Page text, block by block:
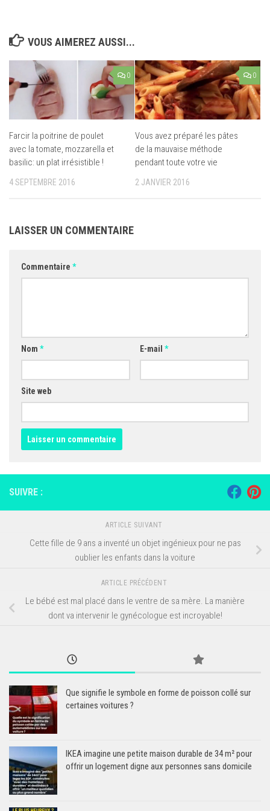
VOUS AIMEREZ AUSSI...
0
Farcir la poitrine de poulet
avec la tomate, mozzarella et
basilic: un plat irrésistible !
4 SEPTEMBRE 2016
0
Vous avez préparé les pâtes
de la mauvaise méthode
pendant toute votre vie
2 JANVIER 2016
LAISSER UN COMMENTAIRE
Commentaire *
Nom * E-mail *
Site web
SUIVRE :
ARTICLE SUIVANT
Cette fille de 9 ans a inventé un objet ingénieux pour ne pas
oublier les enfants dans la voiture
ARTICLE PRÉCÉDENT
Le bébé est mal placé dans le ventre de sa mère. La manière
dont va intervenir le gynécologue est incroyable!
Que signifie le symbole en forme de poisson collé sur
certaines voitures ?
IKEA imagine une petite maison durable de 34 m² pour
offrir un logement digne aux personnes sans domicile